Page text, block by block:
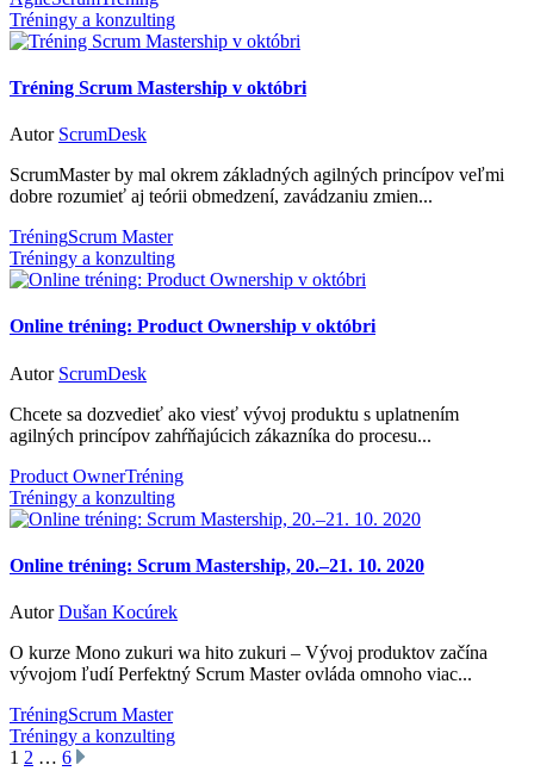
Tréningy a konzulting
Tréning Scrum Mastership v októbri
Autor ScrumDesk
ScrumMaster by mal okrem základných agilných princípov veľmi
dobre rozumieť aj teórii obmedzení, zavádzaniu zmien...
TréningScrum Master
Tréningy a konzulting
Online tréning: Product Ownership v októbri
Autor ScrumDesk
Chcete sa dozvedieť ako viesť vývoj produktu s uplatnením
agilných princípov zahŕňajúcich zákazníka do procesu...
Product OwnerTréning
Tréningy a konzulting
Online tréning: Scrum Mastership, 20.–21. 10. 2020
AutorDušan Kocúrek
O kurze Mono zukuri wa hito zukuri – Vývoj produktov začína
vývojom ľudí Perfektný Scrum Master ovláda omnoho viac...
TréningScrum Master
Tréningy a konzulting
1 2 … 6